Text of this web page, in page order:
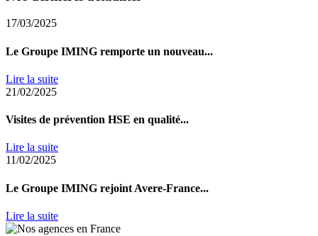
17/03/2025
Le Groupe IMING remporte un nouveau...
Lire la suite
21/02/2025
Visites de prévention HSE en qualité...
Lire la suite
11/02/2025
Le Groupe IMING rejoint Avere-France...
Lire la suite